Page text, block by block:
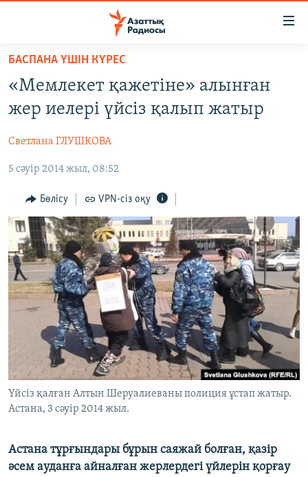
Skip
main
content
to
Navigation
Search
AZATTYQTV
ҚАҢТАР ОҚИҒАСЫ
АДАМ ҚҰҚЫҚТАРЫ
ӘЛЕУМЕТ
ӘЛЕМ
АРНАЙЫ ЖОБАЛАР
Русский
ЖАЗЫЛЫҢЫЗ
Басқа тілдерде
БАСПАНА ҮШІН КҮРЕС
«Мемлекет қажетіне» алынған
жер иелері үйсіз қалып жатыр
Светлана ГЛУШКОВА
5 сәуір 2014 жыл, 08:52
Бөлісу VPN-сіз оқу
Үйсіз қалған Алтын Шеруалиеваны полиция ұстап жатыр.
Астана, 3 сәуір 2014 жыл.
Астана тұрғындары бұрын саяжай болған, қазір
әсем ауданға айналған жерлердегі үйлерін қорғау